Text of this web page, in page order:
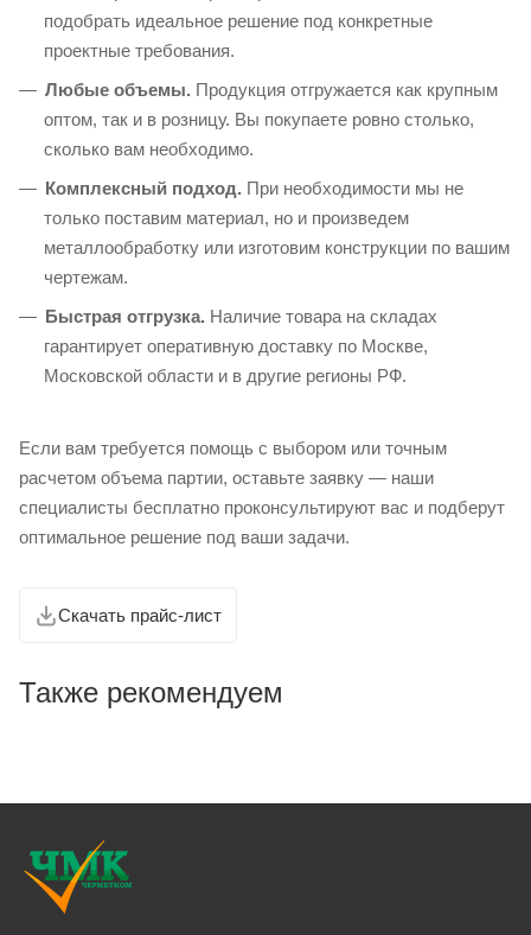
подобрать идеальное решение под конкретные
проектные требования.
Любые объемы. Продукция отгружается как крупным
оптом, так и в розницу. Вы покупаете ровно столько,
сколько вам необходимо.
Комплексный подход. При необходимости мы не
только поставим материал, но и произведем
металлообработку или изготовим конструкции по вашим
чертежам.
Быстрая отгрузка. Наличие товара на складах
гарантирует оперативную доставку по Москве,
Московской области и в другие регионы РФ.
Если вам требуется помощь с выбором или точным
расчетом объема партии, оставьте заявку — наши
специалисты бесплатно проконсультируют вас и подберут
оптимальное решение под ваши задачи.
Скачать прайс-лист
Также рекомендуем